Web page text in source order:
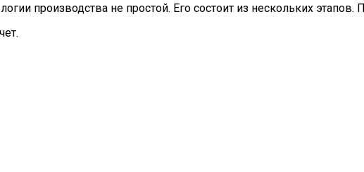
производства не простой. Его состоит из нескольких